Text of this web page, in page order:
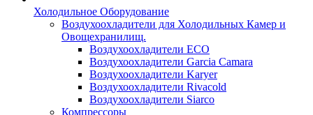
Холодильное Оборудование
Воздухоохладители для Холодильных Камер и
Овощехранилищ.
Воздухоохладители ECO
Воздухоохладители Garcia Camara
Воздухоохладители Karyer
Воздухоохладители Rivacold
Воздухоохладители Siarco
Компрессоры